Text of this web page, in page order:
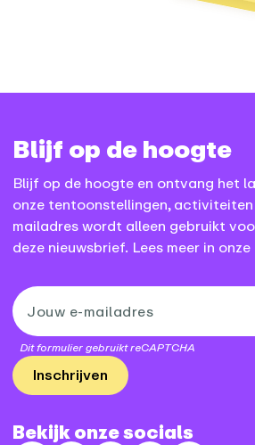
Blijf op de hoogte
Blijf op de hoogte en ontvang het
onze tentoonstellingen,
mailadres wordt alleen gebruikt
deze nieuwsbrief. Lees meer in onze
Dit formulier gebruikt reCAPTCHA
Inschrijven
Bekijk onze socials